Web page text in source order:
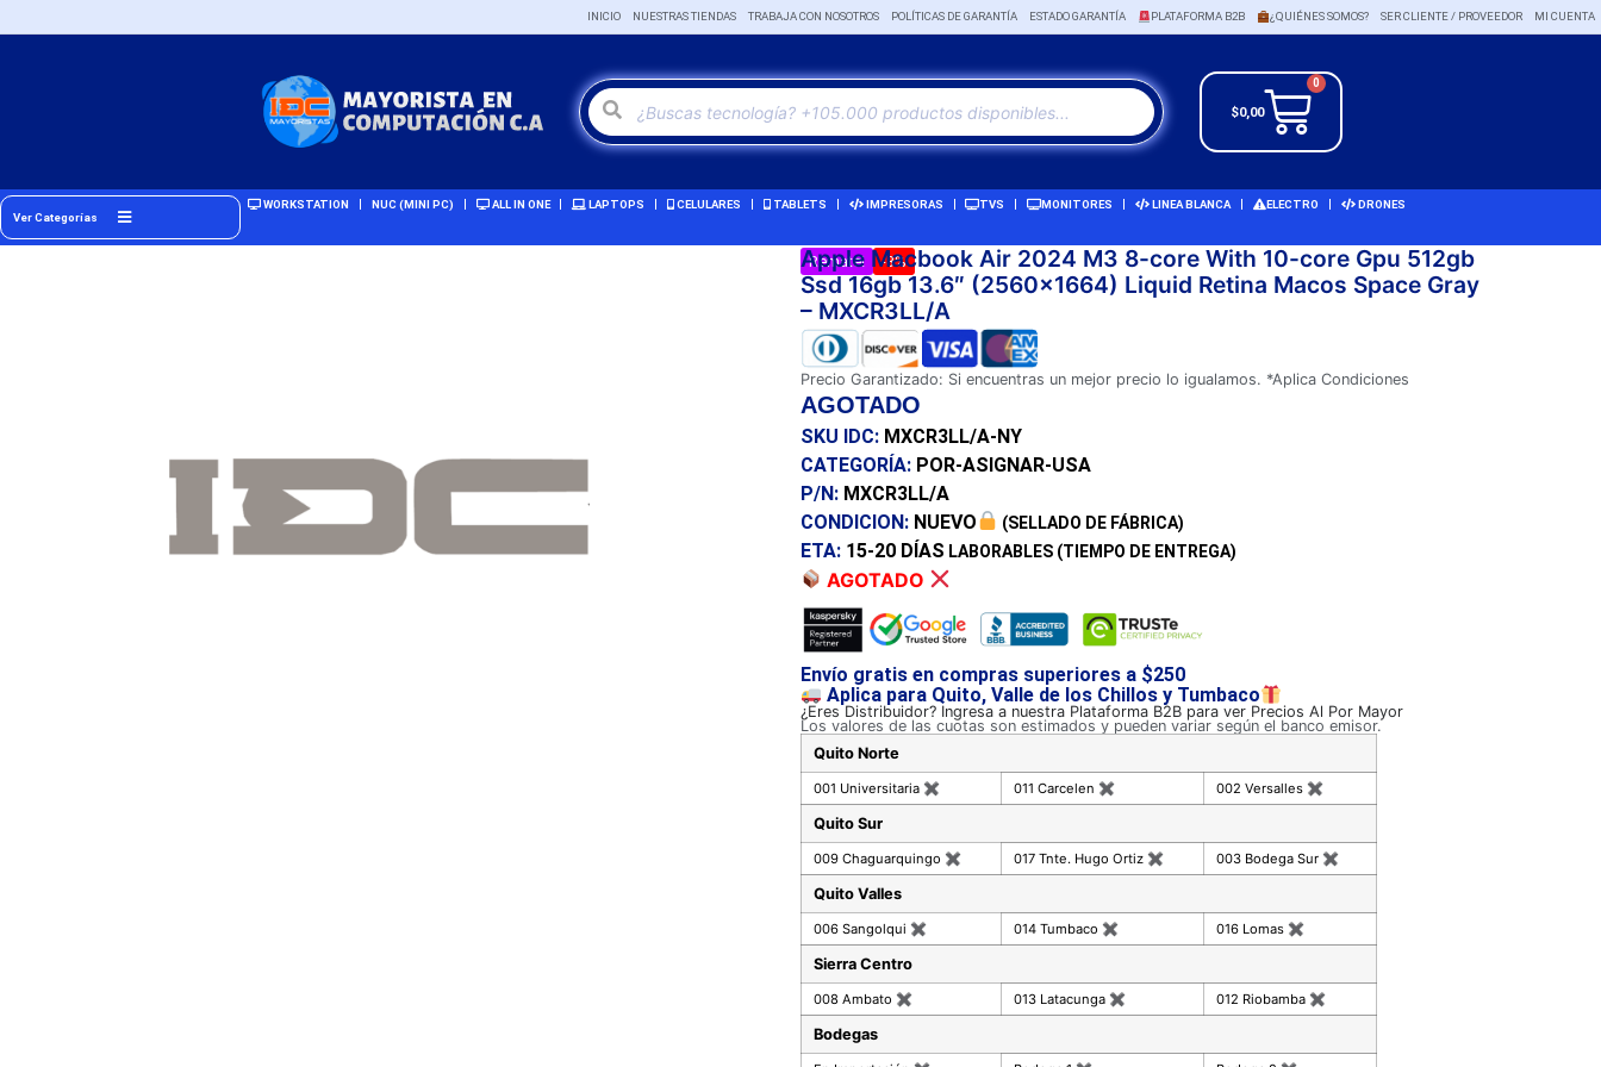
INICIO NUESTRAS TIENDAS TRABAJA CON NOSOTROS POLÍTICAS DE GARANTÍA ESTADO GARANTÍA PLATAFORMA B2B ¿QUIÉNES SOMOS? SER CLIENTE / PROVEEDOR MI CUENTA
$0,00
0
Ver Categorías
WORKSTATION NUC (MINI PC) ALL IN ONE LAPTOPS CELULARES TABLETS IMPRESORAS TVS MONITORES LINEA BLANCA ELECTRO DRONES
Remate! -3%
Apple Macbook Air 2024 M3 8-core With 10-core Gpu 512gb
Ssd 16gb 13.6″ (2560×1664) Liquid Retina Macos Space Gray
– MXCR3LL/A
Precio Garantizado: Si encuentras un mejor precio lo igualamos. *Aplica Condiciones
AGOTADO
SKU IDC: MXCR3LL/A-NY
CATEGORÍA: POR-ASIGNAR-USA
P/N: MXCR3LL/A
CONDICION: NUEVO (SELLADO DE FÁBRICA)
ETA: 15-20 DÍAS LABORABLES (TIEMPO DE ENTREGA)
AGOTADO
Envío gratis en compras superiores a $250
Aplica para Quito, Valle de los Chillos y Tumbaco
¿Eres Distribuidor? Ingresa a nuestra Plataforma B2B para ver Precios Al Por Mayor
Los valores de las cuotas son estimados y pueden variar según el banco emisor.
Quito Norte
001 Universitaria ✖ 011 Carcelen ✖ 002 Versalles ✖
Quito Sur
009 Chaguarquingo ✖ 017 Tnte. Hugo Ortiz ✖ 003 Bodega Sur ✖
Quito Valles
006 Sangolqui ✖ 014 Tumbaco ✖ 016 Lomas ✖
Sierra Centro
008 Ambato ✖ 013 Latacunga ✖ 012 Riobamba ✖
Bodegas